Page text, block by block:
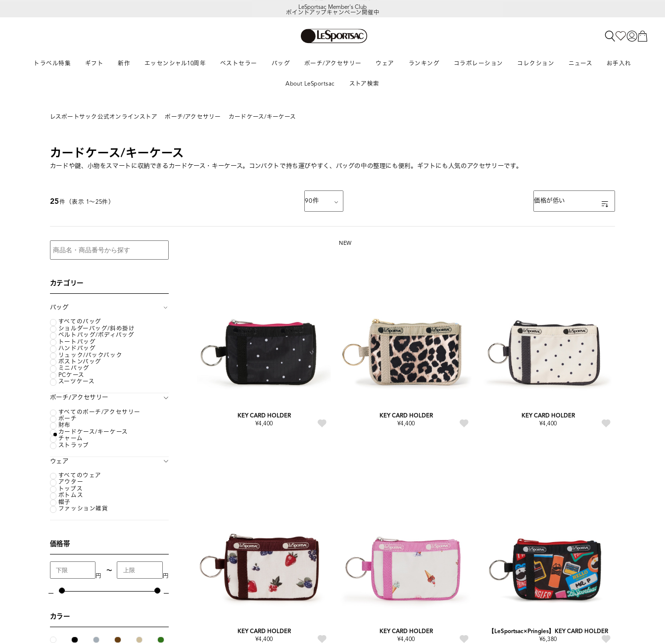
LeSportsac Member's Club
ポイントアップキャンペーン開催中
トラベル特集 ギフト 新作 エッセンシャル10周年 ベストセラー バッグ ポーチ/アクセサリー ウェア ランキング コラボレーション コレクション ニュース お手入れ
About LeSportsac ストア検索
レスポートサック公式オンラインストア ポーチ/アクセサリー カードケース/キーケース
カードケース/キーケース
カードや鍵、小物をスマートに収納できるカードケース・キーケース。コンパクトで持ち運びやすく、バッグの中の整理にも便利。ギフトにも人気のアクセサリーです。
25件（表示 1〜25件） 90件 表示順
価格が低い
カテゴリー
バッグ
すべてのバッグ
ショルダーバッグ/斜め掛け
ベルトバッグ/ボディバッグ
トートバッグ
ハンドバッグ
リュック/バックパック
ボストンバッグ
ミニバッグ
PCケース
スーツケース
ポーチ/アクセサリー
すべてのポーチ/アクセサリー
ポーチ
財布
カードケース/キーケース
チャーム
ストラップ
ウェア
すべてのウェア
アウター
トップス
ボトムス
帽子
ファッション雑貨
価格帯
円
〜
円
カラー
KEY CARD HOLDER
¥4,400
NEW
KEY CARD HOLDER
¥4,400
KEY CARD HOLDER
¥4,400
KEY CARD HOLDER
¥4,400
KEY CARD HOLDER
¥4,400
【LeSportsac×Pringles】KEY CARD HOLDER
¥6,380